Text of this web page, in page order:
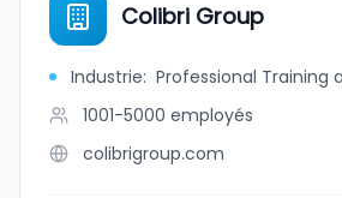
Colibri Group
Industrie: Professional Training
1001-5000 employés
colibrigroup.com